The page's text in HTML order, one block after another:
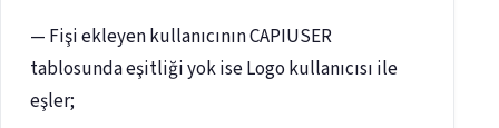
— Fişi ekleyen kullanıcının CAPIUSER
tablosunda eşitliği yok ise Logo kullanıcısı ile
eşler;